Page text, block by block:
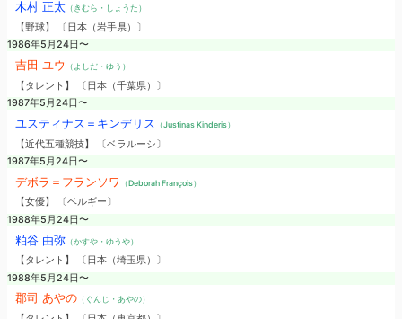
木村 正太（きむら・しょうた）
【野球】 〔日本（岩手県）〕
1986年5月24日〜
吉田 ユウ （よしだ・ゆう）
【タレント】 〔日本（千葉県）〕
1987年5月24日〜
ユスティナス＝キンデリス （Justinas Kinderis）
【近代五種競技】 〔ベラルーシ〕
1987年5月24日〜
デボラ＝フランソワ （Deborah François）
【女優】 〔ベルギー〕
1988年5月24日〜
粕谷 由弥（かすや・ゆうや）
【タレント】 〔日本（埼玉県）〕
1988年5月24日〜
郡司 あやの（ぐんじ・あやの）